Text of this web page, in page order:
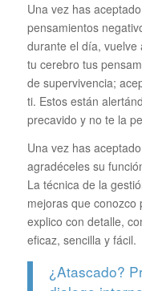
Una vez has
pensamientos
durante el día, vuelve
tu cerebro tus
de supervivencia;
ti. Estos están
precavido y no te la
Una vez has
agradéceles su
La técnica de la
mejoras que conozco
explico con detalle,
eficaz, sencilla y fácil.
¿Atascado?